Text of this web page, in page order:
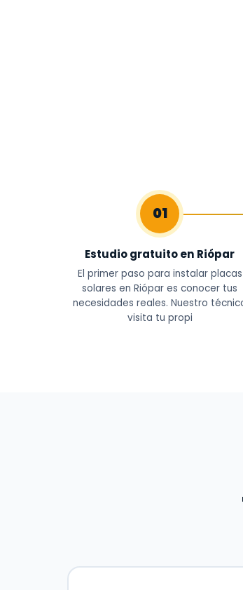
01
Estudio gratuito en Riópar
El primer paso para instalar placas
solares en Riópar es conocer tus
necesidades reales. Nuestro
visita tu propi